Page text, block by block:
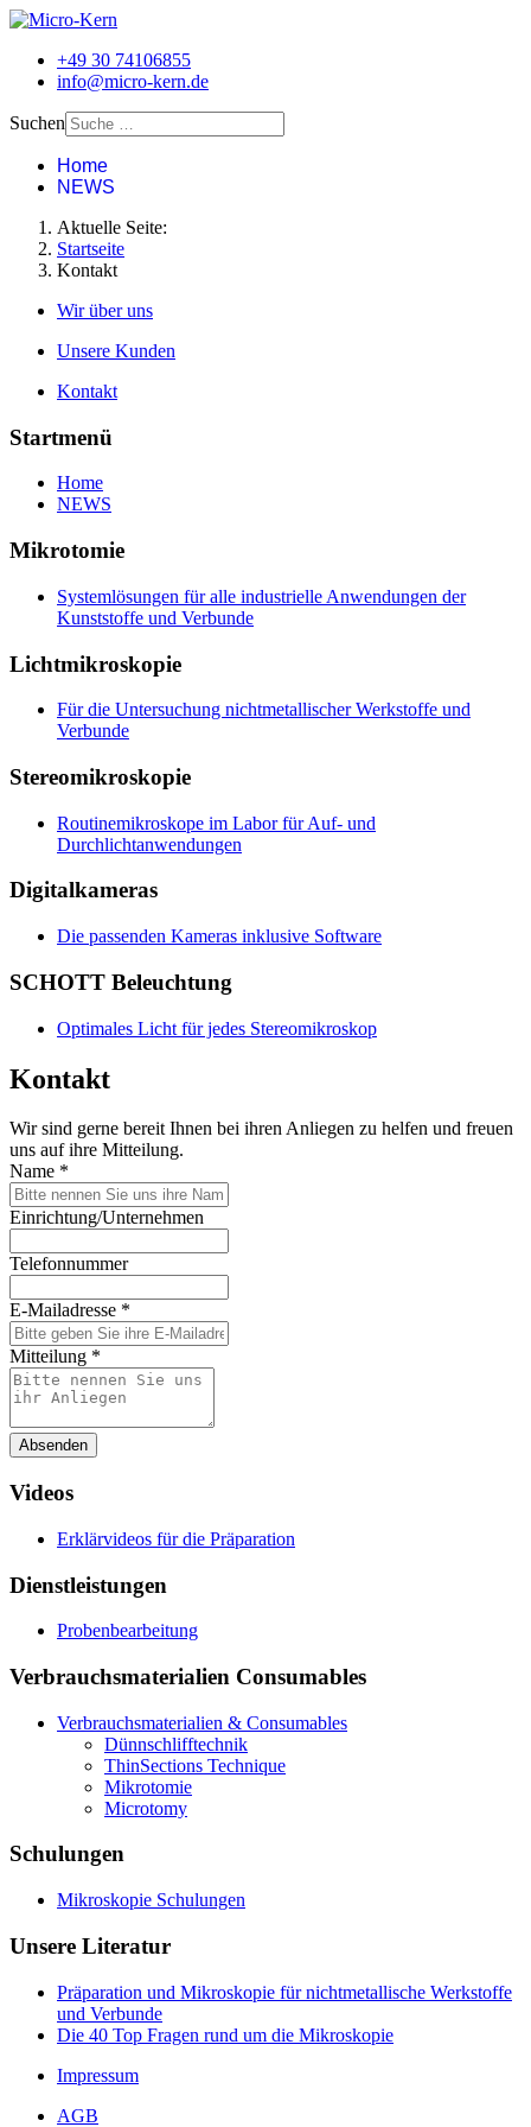
+49 30 74106855
info@micro-kern.de
Suchen
Home
NEWS
Aktuelle Seite:
Startseite
Kontakt
Wir über uns
Unsere Kunden
Kontakt
Startmenü
Home
NEWS
Mikrotomie
Systemlösungen für alle industrielle Anwendungen der
Kunststoffe und Verbunde
Lichtmikroskopie
Für die Untersuchung nichtmetallischer Werkstoffe und
Verbunde
Stereomikroskopie
Routinemikroskope im Labor für Auf- und
Durchlichtanwendungen
Digitalkameras
Die passenden Kameras inklusive Software
SCHOTT Beleuchtung
Optimales Licht für jedes Stereomikroskop
Kontakt
Wir sind gerne bereit Ihnen bei ihren Anliegen zu helfen und freuen
uns auf ihre Mitteilung.
Name *
Einrichtung/Unternehmen
Telefonnummer
E-Mailadresse *
Mitteilung *
Absenden
Videos
Erklärvideos für die Präparation
Dienstleistungen
Probenbearbeitung
Verbrauchsmaterialien Consumables
Verbrauchsmaterialien & Consumables
Dünnschlifftechnik
ThinSections Technique
Mikrotomie
Microtomy
Schulungen
Mikroskopie Schulungen
Unsere Literatur
Präparation und Mikroskopie für nichtmetallische Werkstoffe
und Verbunde
Die 40 Top Fragen rund um die Mikroskopie
Impressum
AGB